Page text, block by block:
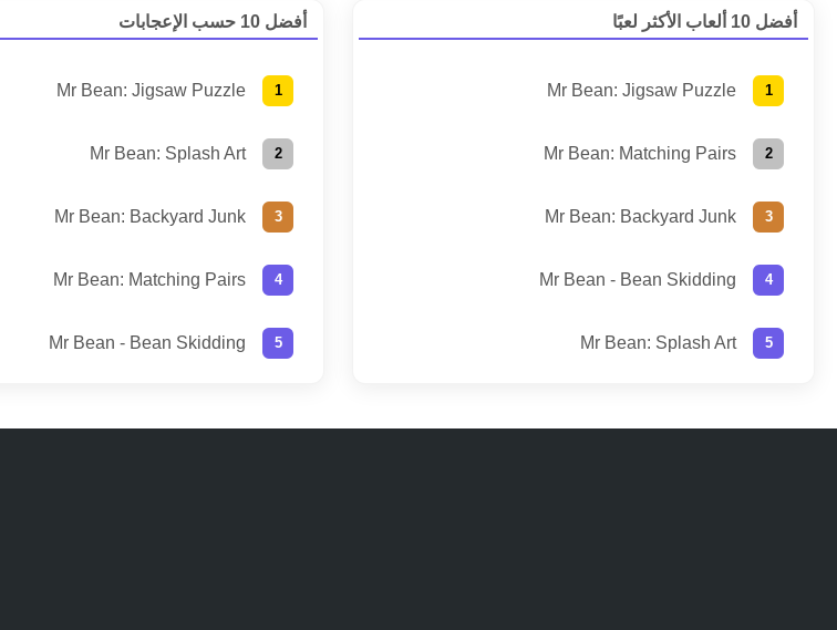
أفضل 10 ألعاب الأكثر لعبًا
Mr Bean: Jigsaw Puzzle
Mr Bean: Matching Pairs
Mr Bean: Backyard Junk
Mr Bean - Bean Skidding
Mr Bean: Splash Art
أفضل 10 حسب الإعجابات
Mr Bean: Jigsaw Puzzle
Mr Bean: Splash Art
Mr Bean: Backyard Junk
Mr Bean: Matching Pairs
Mr Bean - Bean Skidding